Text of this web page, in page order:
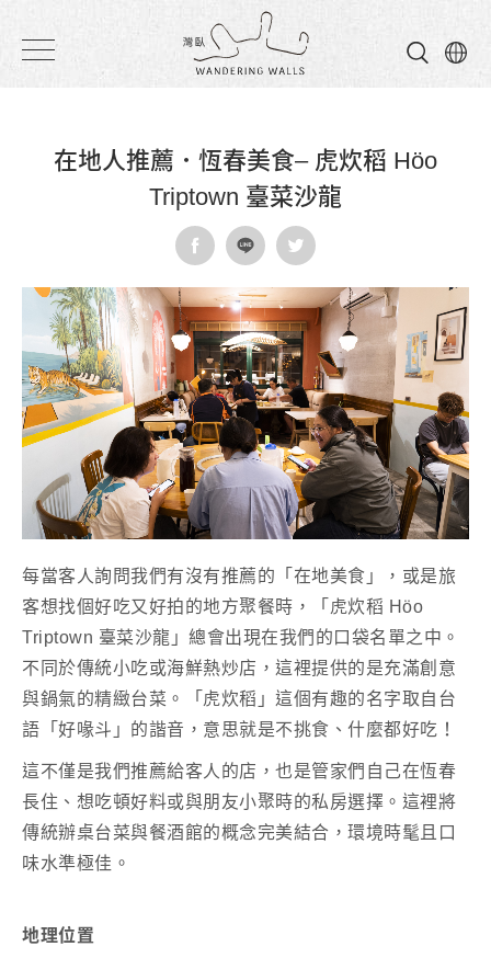
民
宿
在地人推薦．恆春美食– 虎炊稻 Höo
Triptown 臺菜沙龍
每當客人詢問我們有沒有推薦的「在地美食」，或是旅
客想找個好吃又好拍的地方聚餐時，「虎炊稻 Höo
Triptown 臺菜沙龍」總會出現在我們的口袋名單之中。
不同於傳統小吃或海鮮熱炒店，這裡提供的是充滿創意
與鍋氣的精緻台菜。「虎炊稻」這個有趣的名字取自台
語「好喙斗」的諧音，意思就是不挑食、什麼都好吃！
這不僅是我們推薦給客人的店，也是管家們自己在恆春
長住、想吃頓好料或與朋友小聚時的私房選擇。這裡將
傳統辦桌台菜與餐酒館的概念完美結合，環境時髦且口
味水準極佳。
地理位置